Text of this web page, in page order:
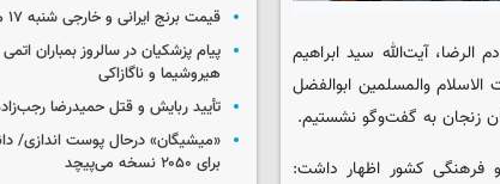
‌الرضا، آیت‌الله سید ابراهیم
والمسلمین ابوالفضل
زنجان به گفت‌وگو نشستیم.
فرهنگی کشور اظهار داشت:
قیمت برنج ایرانی و خارجی شنبه ۱۷ مرداد ۱۴۰۵
پیام پزشکیان در سالروز بمباران
هیروشیما و ناگازاکی
تأیید ربایش و قتل حمیدرضا
«میشیگان» درحال پوست اندازی/
برای ۲۰۵۰ نسخه می‌پیچد